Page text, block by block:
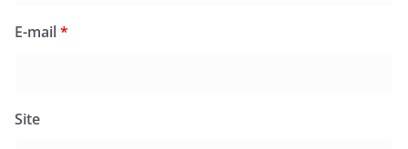
E-mail*
Site